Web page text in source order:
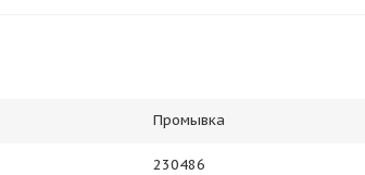
Промывка
230486